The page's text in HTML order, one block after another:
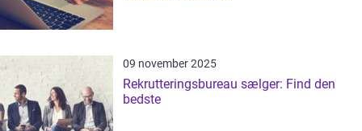
09 november 2025
Rekrutteringsbureau sælger: Find den
bedste